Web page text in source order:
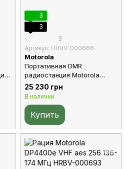
3
3
3
Артикул: HRBV-000666
Motorola
Портативная DMR
радиостанция Motorola
DP4401e VHF (AES 256)
25 230 грн
В наличии
Купить